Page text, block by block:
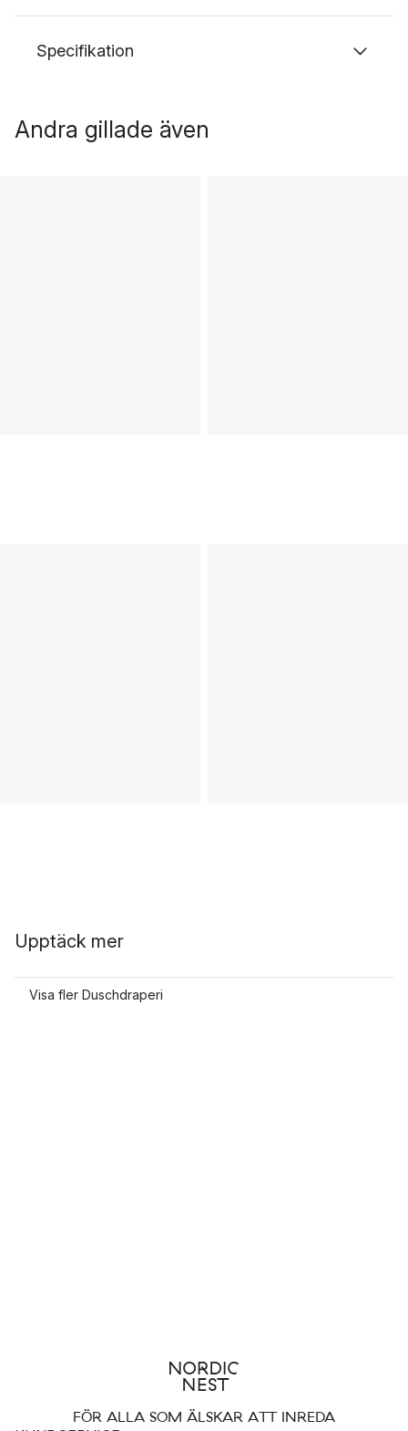
Specifikation
Andra gillade även
Upptäck mer
Visa fler Duschdraperi
FÖR ALLA SOM ÄLSKAR ATT INREDA